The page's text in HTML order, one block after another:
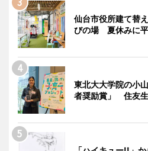
仙台市役所建て替
びの場 夏休みに
東北大大学院の小
者奨励賞」 住友